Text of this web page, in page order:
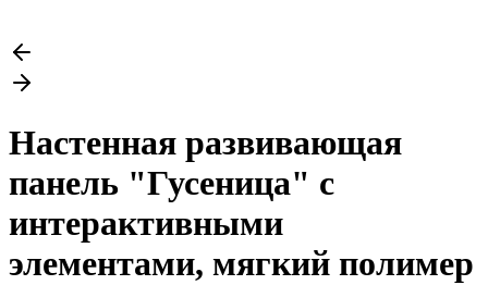
Настенная развивающая
панель "Гусеница" с
интерактивными
элементами, мягкий полимер